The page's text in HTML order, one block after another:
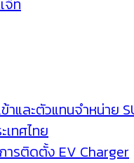
จ็ท
ข้าและตัวแทนจำหน่าย
เทศไทย
ารติดตั้ง EV Charger